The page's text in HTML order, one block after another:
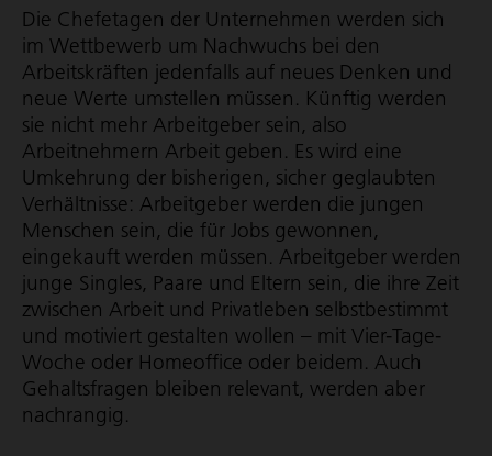
Die Chefetagen der Unternehmen werden sich
im Wettbewerb um Nachwuchs bei den
Arbeitskräften jedenfalls auf neues Denken und
neue Werte umstellen müssen. Künftig werden
sie nicht mehr Arbeitgeber sein, also
Arbeitnehmern Arbeit geben. Es wird eine
Umkehrung der bisherigen, sicher geglaubten
Verhältnisse: Arbeitgeber werden die jungen
Menschen sein, die für Jobs gewonnen,
eingekauft werden müssen. Arbeitgeber werden
junge Singles, Paare und Eltern sein, die ihre Zeit
zwischen Arbeit und Privatleben selbstbestimmt
und motiviert gestalten wollen – mit Vier-Tage-
Woche oder Homeoffice oder beidem. Auch
Gehaltsfragen bleiben relevant, werden aber
nachrangig.